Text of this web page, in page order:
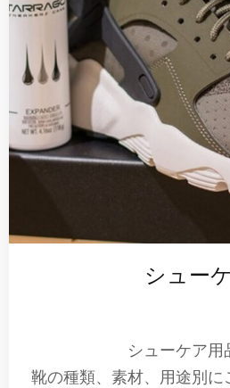
シュー
シューケア用
靴の種類、素材、用途別に